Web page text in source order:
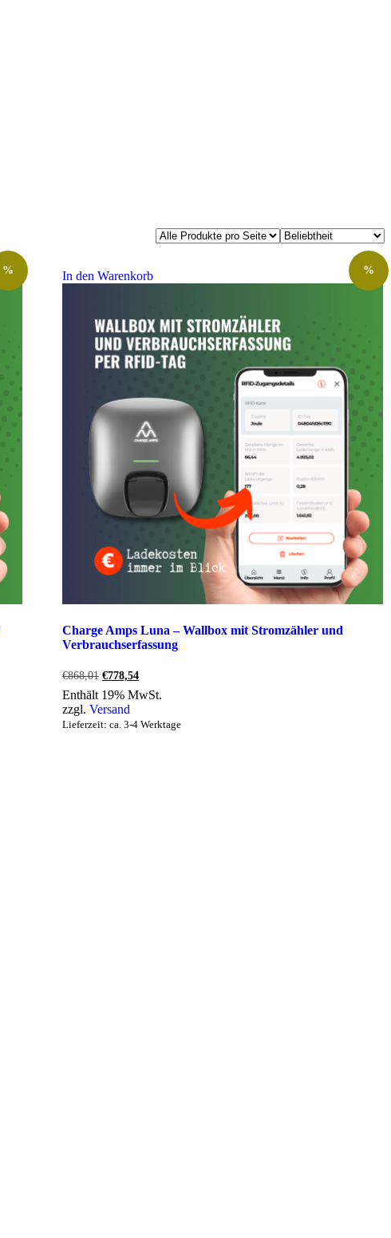
% In den Warenkorb %
Charge Amps Luna – Wallbox mit Stromzähler und
Verbrauchserfassung
€868,01 Ursprünglicher
war:
€868,01
€778,54Aktueller
ist:
Enthält 19% MwSt.
zzgl. Versand
Lieferzeit: ca. 3-4 Werktage